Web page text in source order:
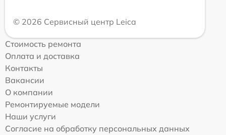
© 2026 Сервисный центр Leica
Стоимость ремонта
Оплата и доставка
Контакты
Вакансии
О компании
Ремонтируемые модели
Наши услуги
Согласие на обработку персональных данных